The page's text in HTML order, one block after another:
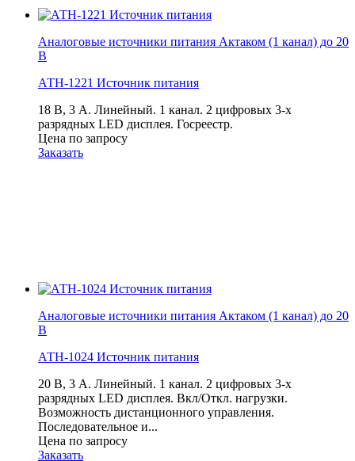
Аналоговые источники питания Актаком (1 канал) до 20
В
АТН-1221 Источник питания
18 В, 3 А. Линейный. 1 канал. 2 цифровых 3-х
разрядных LED дисплея. Госреестр.
Цена по запросу
Заказать
Аналоговые источники питания Актаком (1 канал) до 20
В
АТН-1024 Источник питания
20 В, 3 А. Линейный. 1 канал. 2 цифровых 3-х
разрядных LED дисплея. Вкл/Откл. нагрузки.
Возможность дистанционного управления.
Последовательное и...
Цена по запросу
Заказать